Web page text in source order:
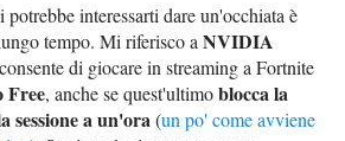
interessarti dare un'occhiata è
tempo. Mi riferisco aNVIDIA
di giocare in streaming a Fortnite
Free, anche se quest'ultimoblocca la
sessione a un'ora(un po' come avviene